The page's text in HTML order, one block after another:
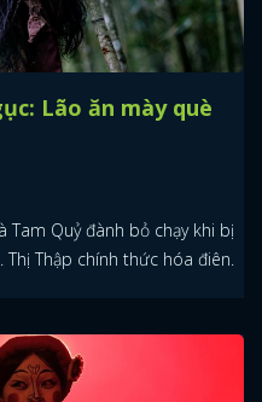
Lão ăn mày què
Tam Quỷ đành bỏ chạy khi bị
Thập chính thức hóa điên.